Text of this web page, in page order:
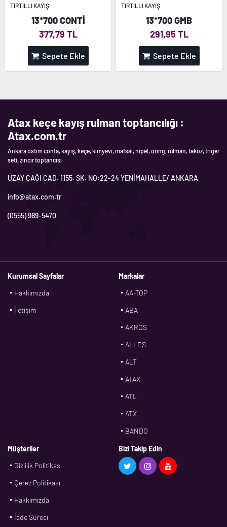
TIRTILLI KAYIŞ
13*700 CONTİ
377,79 TL
Sepete Ekle
TIRTILLI KAYIŞ
13*700 GMB
291,95 TL
Sepete Ekle
Atax keçe kayış rulman toptancılığı :
Atax.com.tr
Ankara ostim conta, kayış, keçe, kimyevi, mafsal, nipel, oring, rulman, takoz, triger
seti, zincir toptancısı
UZAY ÇAĞI CAD. 1155. SK. NO:22-24 YENİMAHALLE/ ANKARA
info@atax.com.tr
(0555) 989-5470
Kurumsal Sayfalar
Hakkımızda
İletişim
Markalar
AA-TOP
ABA
AKROS
ALLES
ALT
ATAX
ATL
ATX
BANDO
BMS
CDF
Müşteriler
Gizlilik Politikası
Çerez Politikası
Hakkımızda
İade Süreci
Bizi Takip Edin